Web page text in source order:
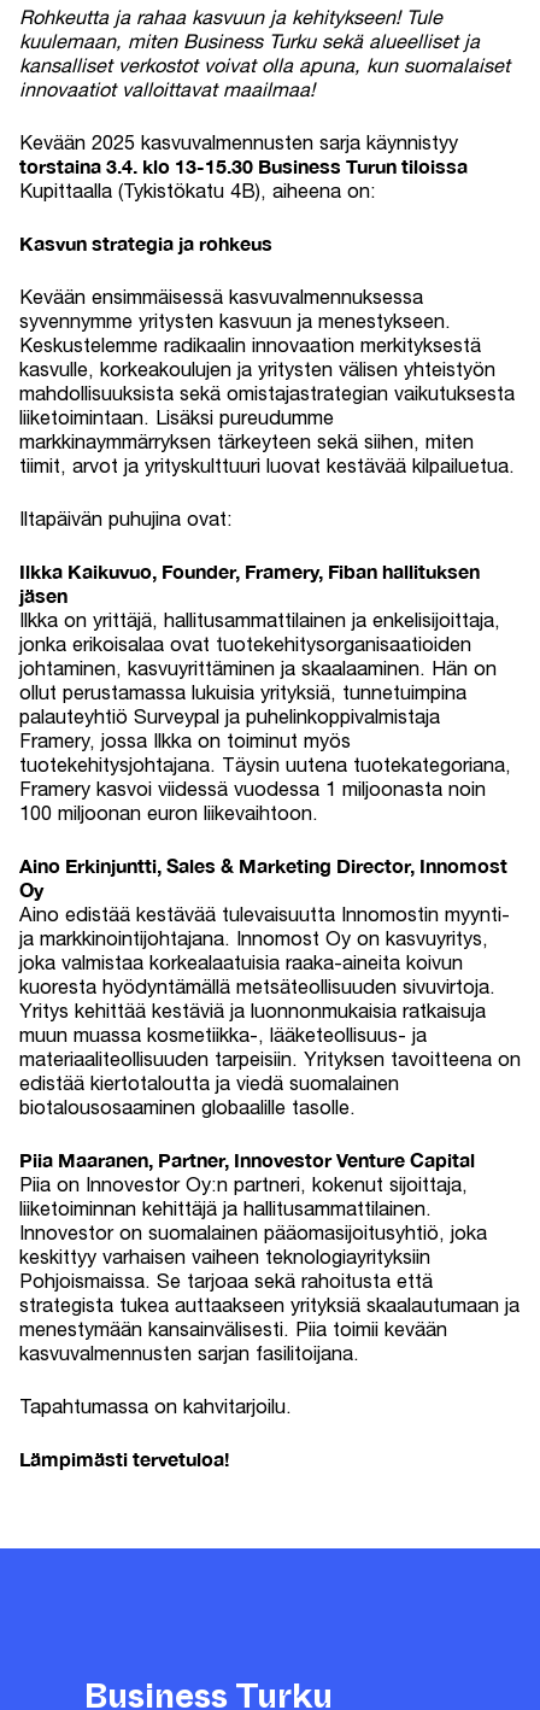
Rohkeutta ja rahaa kasvuun ja kehitykseen! Tule
kuulemaan, miten Business Turku sekä alueelliset ja
kansalliset verkostot voivat olla apuna, kun suomalaiset
innovaatiot valloittavat maailmaa!
Kevään 2025 kasvuvalmennusten sarja käynnistyy
torstaina 3.4. klo 13-15.30 Business Turun tiloissa
Kupittaalla (Tykistökatu 4B), aiheena on:
Kasvun strategia ja rohkeus
Kevään ensimmäisessä kasvuvalmennuksessa
syvennymme yritysten kasvuun ja menestykseen.
Keskustelemme radikaalin innovaation merkityksestä
kasvulle, korkeakoulujen ja yritysten välisen yhteistyön
mahdollisuuksista sekä omistajastrategian vaikutuksesta
liiketoimintaan. Lisäksi pureudumme
markkinaymmärryksen tärkeyteen sekä siihen, miten
tiimit, arvot ja yrityskulttuuri luovat kestävää kilpailuetua.
Iltapäivän puhujina ovat:
Ilkka Kaikuvuo, Founder, Framery, Fiban hallituksen
jäsen
Ilkka on yrittäjä, hallitusammattilainen ja enkelisijoittaja,
jonka erikoisalaa ovat tuotekehitysorganisaatioiden
johtaminen, kasvuyrittäminen ja skaalaaminen. Hän on
ollut perustamassa lukuisia yrityksiä, tunnetuimpina
palauteyhtiö Surveypal ja puhelinkoppivalmistaja
Framery, jossa Ilkka on toiminut myös
tuotekehitysjohtajana. Täysin uutena tuotekategoriana,
Framery kasvoi viidessä vuodessa 1 miljoonasta noin
100 miljoonan euron liikevaihtoon.
Aino Erkinjuntti, Sales & Marketing Director, Innomost
Oy
Aino edistää kestävää tulevaisuutta Innomostin myynti-
ja markkinointijohtajana. Innomost Oy on kasvuyritys,
joka valmistaa korkealaatuisia raaka-aineita koivun
kuoresta hyödyntämällä metsäteollisuuden sivuvirtoja.
Yritys kehittää kestäviä ja luonnonmukaisia ratkaisuja
muun muassa kosmetiikka-, lääketeollisuus- ja
materiaaliteollisuuden tarpeisiin. Yrityksen tavoitteena on
edistää kiertotaloutta ja viedä suomalainen
biotalousosaaminen globaalille tasolle.
Piia Maaranen, Partner, Innovestor Venture Capital
Piia on Innovestor Oy:n partneri, kokenut sijoittaja,
liiketoiminnan kehittäjä ja hallitusammattilainen.
Innovestor on suomalainen pääomasijoitusyhtiö, joka
keskittyy varhaisen vaiheen teknologiayrityksiin
Pohjoismaissa. Se tarjoaa sekä rahoitusta että
strategista tukea auttaakseen yrityksiä skaalautumaan ja
menestymään kansainvälisesti. Piia toimii kevään
kasvuvalmennusten sarjan fasilitoijana.
Tapahtumassa on kahvitarjoilu.
Lämpimästi tervetuloa!
Business Turku